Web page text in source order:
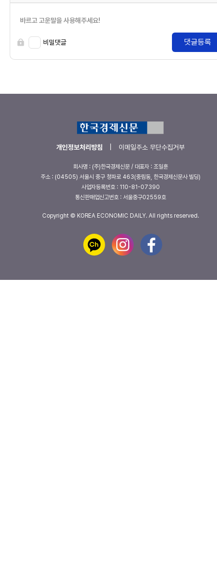
바르고 고운말을 사용해주세요!
비밀댓글 댓글등록
개인정보처리방침 이메일주소 무단수집거부
회사명 : (주)한국경제신문 / 대표자 : 조일훈
주소 : (04505) 서울시 중구 청파로 463(중림동, 한국경제신문사 빌딩)
사업자등록번호 : 110-81-07390
통신판매업신고번호 : 서울중구02559호
Copyright © KOREA ECONOMIC DAILY. All rights reserved.